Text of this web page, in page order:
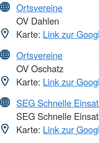
Ortsvereine
OV Dahlen
Karte: Link zur
Ortsvereine
OV Oschatz
Karte: Link zur
SEG Schnelle
SEG Schnelle
Karte: Link zur